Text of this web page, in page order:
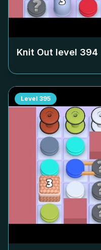
Knit Out level 394
Level 395